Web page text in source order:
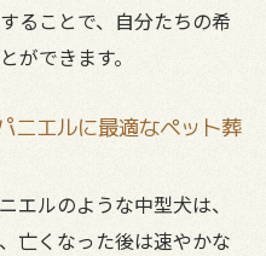
県での費用相場と選び
を知って安心の準備
ースパニエルに適し
ることで、自分たちの希
ができます。
ニエルに最適なペット葬
エルのような中型犬は、
亡くなった後は速やかな